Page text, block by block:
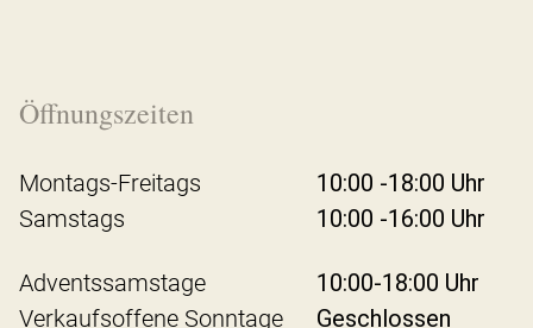
Öffnungszeiten
Montags-Freitags
10:00 -18:00 Uhr
Samstags
10:00 -16:00 Uhr
Adventssamstage
10:00-18:00 Uhr
Verkaufsoffene Sonntage
Geschlossen